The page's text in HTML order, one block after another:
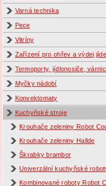
Varná technika
Pece
Vitríny
Zařízení pro ohřev a výdej
Termoporty, jídlonosiče,
Myčky nádobí
Konvektomaty
Kuchyňské stroje
Krouhače zeleniny Robot
Krouhače zeleniny Hallde
Škrabky brambor
Univerzální kuchyňské
Kombinované roboty Robot